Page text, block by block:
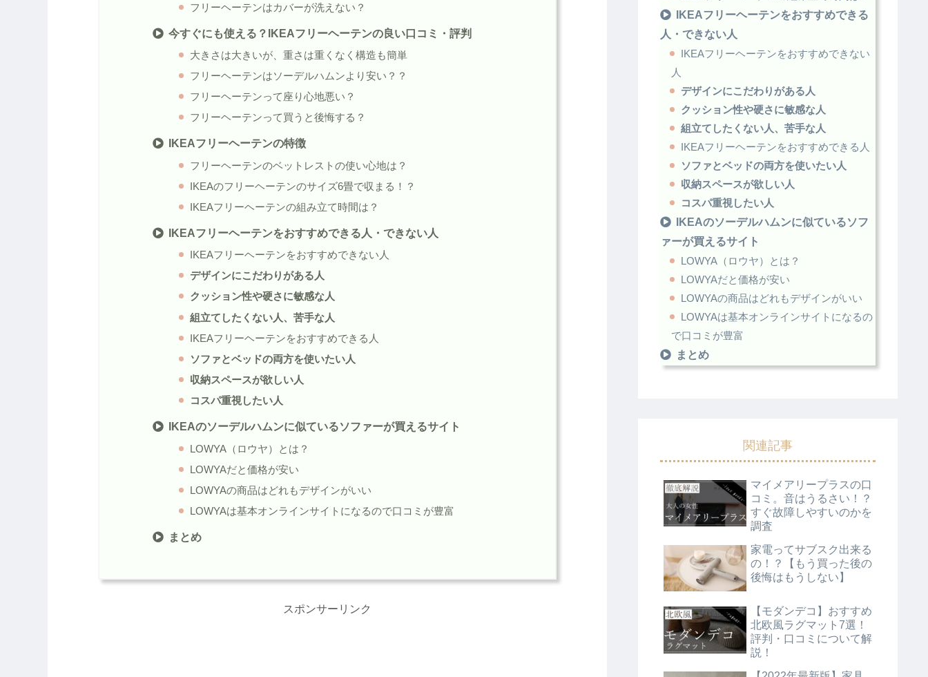
フリーヘーテンはカバーが洗えない？
今すぐにも使える？IKEAフリーヘーテンの良い口コミ・評判
大きさは大きいが、重さは重くなく構造も簡単
フリーヘーテンはソーデルハムンより安い？？
フリーヘーテンって座り心地悪い？
フリーヘーテンって買うと後悔する？
IKEAフリーヘーテンの特徴
フリーヘーテンのベットレストの使い心地は？
IKEAのフリーヘーテンのサイズ6畳で収まる！？
IKEAフリーヘーテンの組み立て時間は？
IKEAフリーヘーテンをおすすめできる人・できない人
IKEAフリーヘーテンをおすすめできない人
デザインにこだわりがある人
クッション性や硬さに敏感な人
組立てしたくない人、苦手な人
IKEAフリーヘーテンをおすすめできる人
ソファとベッドの両方を使いたい人
収納スペースが欲しい人
コスパ重視したい人
IKEAのソーデルハムンに似ているソファーが買えるサイト
LOWYA（ロウヤ）とは？
LOWYAだと価格が安い
LOWYAの商品はどれもデザインがいい
LOWYAは基本オンラインサイトになるので口コミが豊富
まとめ
スポンサーリンク
IKEAフリーヘーテンをおすすめできる
人・できない人
IKEAフリーヘーテンをおすすめできない
人
デザインにこだわりがある人
クッション性や硬さに敏感な人
組立てしたくない人、苦手な人
IKEAフリーヘーテンをおすすめできる人
ソファとベッドの両方を使いたい人
収納スペースが欲しい人
コスパ重視したい人
IKEAのソーデルハムンに似ているソフ
ァーが買えるサイト
LOWYA（ロウヤ）とは？
LOWYAだと価格が安い
LOWYAの商品はどれもデザインがいい
LOWYAは基本オンラインサイトになるの
で口コミが豊富
まとめ
関連記事
マイメアリープラスの口
コミ。音はうるさい！？
すぐ故障しやすいのかを
調査
家電ってサブスク出来る
の！？【もう買った後の
後悔はもうしない】
【モダンデコ】おすすめ
北欧風ラグマット7選！
評判・口コミについて解
説！